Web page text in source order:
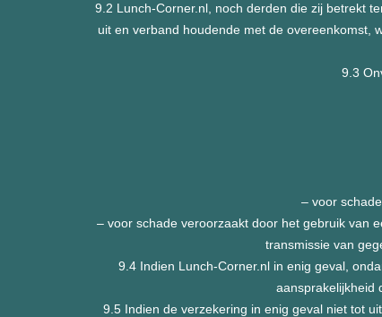
9.2 Lunch-Corner.nl, noch derden die zij betrekt
uit en verband houdende met de overeenkomst,
9.3
– voor
– voor schade veroorzaakt door het gebruik van
transmissie van
9.4 Indien Lunch-Corner.nl in enig geval,
aansprakelijkheid
9.5 Indien de verzekering in enig geval niet tot